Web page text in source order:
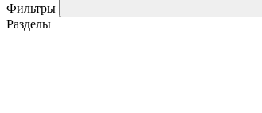
Фильтры
Разделы